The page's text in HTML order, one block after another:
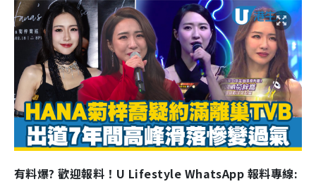
y
u
e
d
:
4
6
.
2
9
%
m
a
i
n
i
n
g
T
l
s
c
r
e
e
n
有料爆? 歡迎報料！U Lifestyle WhatsApp 報料專線: